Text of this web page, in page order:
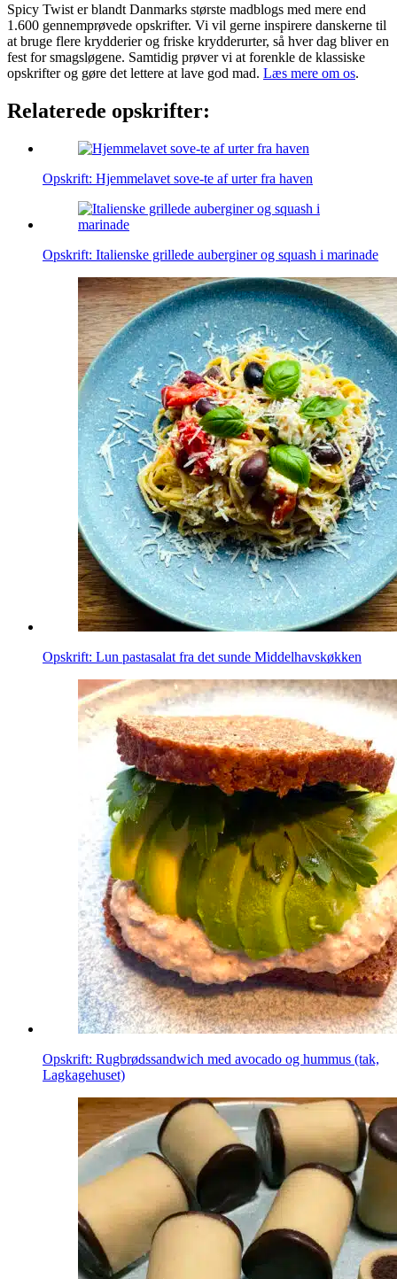
Spicy Twist er blandt Danmarks største madblogs med mere end
1.600 gennemprøvede opskrifter. Vi vil gerne inspirere danskerne til
at bruge flere krydderier og friske krydderurter, så hver dag bliver en
fest for smagsløgene. Samtidig prøver vi at forenkle de klassiske
opskrifter og gøre det lettere at lave god mad. Læs mere om os.
Relaterede opskrifter:
Opskrift: Hjemmelavet sove-te af urter fra haven
Opskrift: Italienske grillede auberginer og squash i marinade
Opskrift: Lun pastasalat fra det sunde Middelhavskøkken
Opskrift: Rugbrødssandwich med avocado og hummus (tak,
Lagkagehuset)